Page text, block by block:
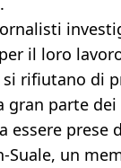
il loro
rifiutano di
gran parte dei
essere prese
Suale, un